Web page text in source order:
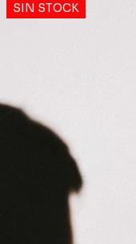
SIN STOCK